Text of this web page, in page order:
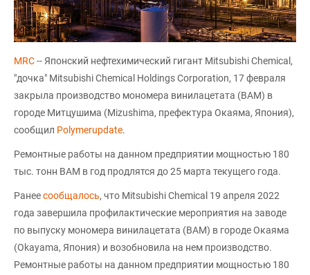
MRC-- Японский нефтехимический гигант Mitsubishi Chemical,
"дочка" Mitsubishi Chemical Holdings Corporation, 17 февраля
закрыла производство мономера винилацетата (ВАМ) в
городе Митцушима (Mizushima, префектура Окаяма, Япония),
сообщил Polymerupdate.
Ремонтные работы на данном предприятии мощностью 180
тыс. тонн ВАМ в год продлятся до 25 марта текущего года.
Ранеесообщалось, что Mitsubishi Chemical 19 апреля 2022
года завершила профилактические мероприятия на заводе
по выпуску мономера винилацетата (ВАМ) в городе Окаяма
(Okayama, Япония) и возобновила на нем производство.
Ремонтные работы на данном предприятии мощностью 180